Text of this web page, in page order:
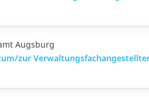
Augsburg
zur